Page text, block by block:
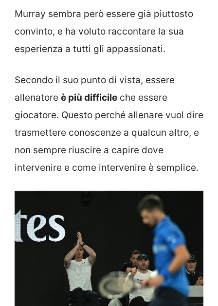
Murray sembra però essere già piuttosto
convinto, e ha voluto raccontare la sua
esperienza a tutti gli appassionati.
Secondo il suo punto di vista, essere
allenatore è più difficile che essere
giocatore. Questo perché allenare vuol dire
trasmettere conoscenze a qualcun altro, e
non sempre riuscire a capire dove
intervenire e come intervenire è semplice.